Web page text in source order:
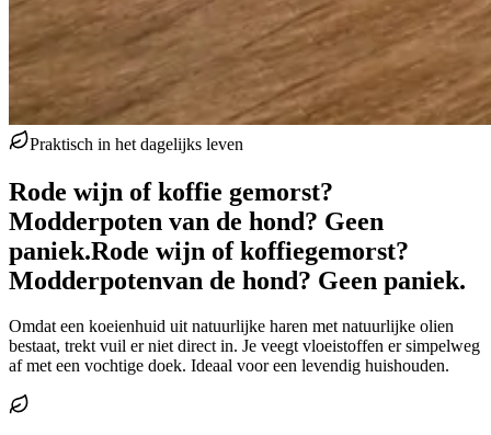
Praktisch in het dagelijks leven
Rode wijn of koffie gemorst?
Modderpoten van de hond? Geen
paniek.Rode wijn of koffiegemorst?
Modderpotenvan de hond? Geen paniek.
Omdat een koeienhuid uit natuurlijke haren met natuurlijke olien
bestaat, trekt vuil er niet direct in. Je veegt vloeistoffen er simpelweg
af met een vochtige doek. Ideaal voor een levendig huishouden.